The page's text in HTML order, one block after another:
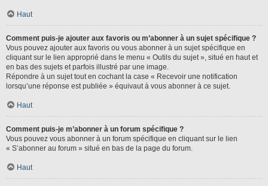
Haut
Comment puis-je ajouter aux favoris ou m’abonner à un sujet spécifique ?
Vous pouvez ajouter aux favoris ou vous abonner à un sujet spécifique en
cliquant sur le lien approprié dans le menu « Outils du sujet », situé en haut et
en bas des sujets et parfois illustré par une image.
Répondre à un sujet tout en cochant la case « Recevoir une notification
lorsqu’une réponse est publiée » équivaut à vous abonner à ce sujet.
Haut
Comment puis-je m’abonner à un forum spécifique ?
Vous pouvez vous abonner à un forum spécifique en cliquant sur le lien
« S’abonner au forum » situé en bas de la page du forum.
Haut